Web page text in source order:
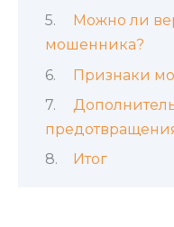
Можно ли
мошенника?
Признаки
Итог